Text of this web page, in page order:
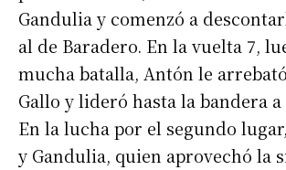
Gandulia y comenzó a
al de Baradero. En la vuelta 7,
mucha batalla, Antón le
Gallo y lideró hasta la bandera
En la lucha por el segundo
y Gandulia, quien aprovechó la